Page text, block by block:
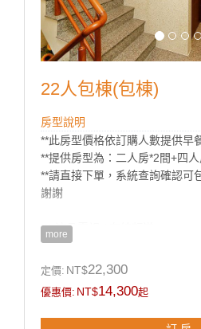
22人包棟(包棟)
房型說明
**此房型價格依訂購人數提供早
**提供房型為：二人房*2間+四
**請直接下單，系統查詢確認可
謝謝
※ 液晶電視 / 有線頻道
※ 寬頻上網 (需自備電腦)
※ 分離式冷氣 / 小吧檯 / 小冰箱
※ 電熱水瓶 / 茶包 / 咖啡包 / 礦
more
定價: NT$22,300
優惠價: NT$14,300起